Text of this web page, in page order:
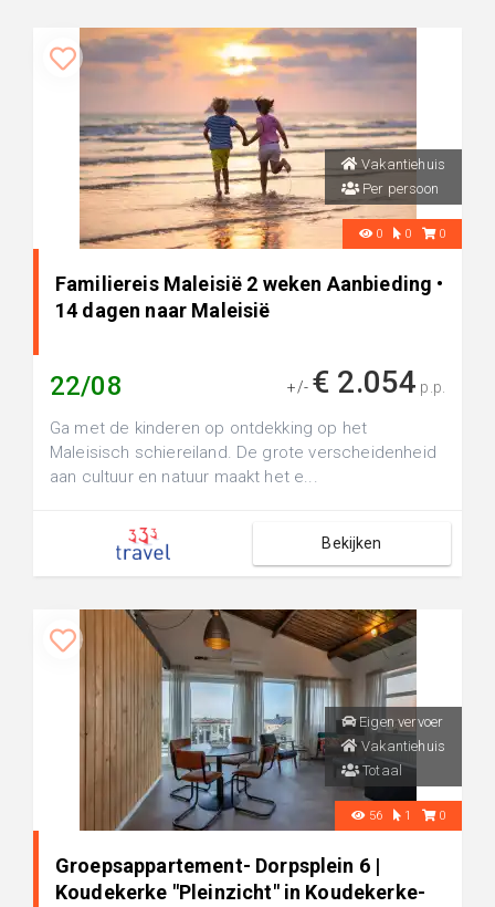
Vakantiehuis
Per persoon
0 0 0
Familiereis Maleisië 2 weken Aanbieding •
14 dagen naar Maleisië
22/08 +/- € 2.054 p.p.
Ga met de kinderen op ontdekking op het
Maleisisch schiereiland. De grote verscheidenheid
aan cultuur en natuur maakt het e...
Bekijken
Eigen vervoer
Vakantiehuis
Totaal
56 1 0
Groepsappartement- Dorpsplein 6 |
Koudekerke "Pleinzicht" in Koudekerke-